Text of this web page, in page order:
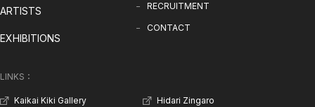
ARTISTS
EXHIBITIONS
RECRUITMENT
CONTACT
LINKS：
Kaikai Kiki Gallery Hidari Zingaro